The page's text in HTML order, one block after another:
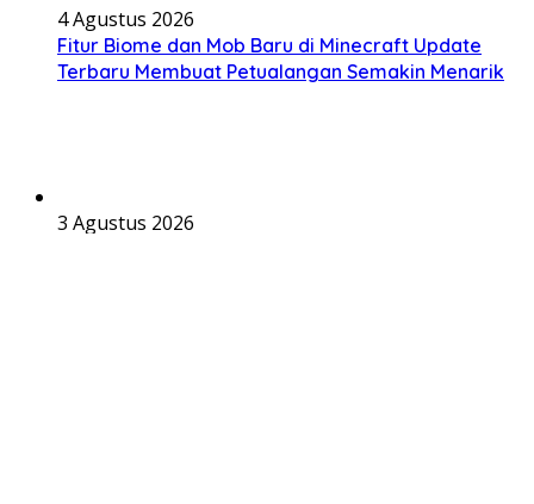
4 Agustus 2026
Fitur Biome dan Mob Baru di Minecraft Update
Terbaru Membuat Petualangan Semakin Menarik
3 Agustus 2026